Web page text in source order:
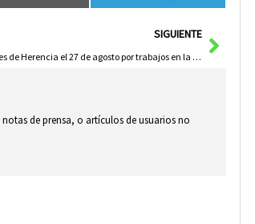
SIGUIENTE
Corte de agua en varias calles de Herencia el 27 de agosto por trabajos en la red de abastecimiento
de prensa, o artículos de usuarios no